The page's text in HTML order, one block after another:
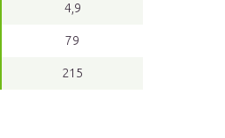
4,9
79
215